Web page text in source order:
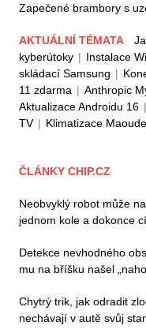
Zapečené brambory s
AKTUÁLNÍ TÉMATA
kyberútoky | Instalace
skládací Samsung |
11 zdarma | Anthropic
Aktualizace Androidu 16 |
TV | Klimatizace
ČLÁNKY CHIP.CZ
Neobvyklý robot může
jednom kole a dokonce
Detekce nevhodného
mu na bříšku našel
Chytrý trik, jak odradit
nechávají v autě svůj